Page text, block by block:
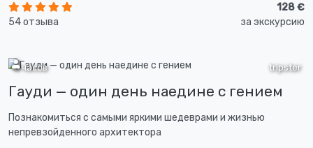
54 отзыва
128 €
за экскурсию
tripster
6 часов
Гауди — один день наедине с гением
Познакомиться с самыми яркими шедеврами и жизнью
непревзойденного архитектора